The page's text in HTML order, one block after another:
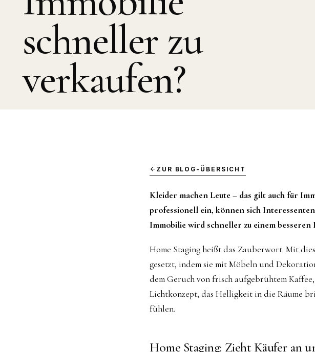
schneller zu
verkaufen?
ZUR BLOG-ÜBERSICHT
Kleider machen Leute – das gilt auch für
professionell ein, können sich
Immobilie wird schneller zu einem besseren
Home Staging heißt das Zauberwort. Mit
gesetzt, indem sie mit Möbeln und
dem Geruch von frisch aufgebrühtem
Lichtkonzept, das Helligkeit in die Räume
fühlen.
Home Staging: Zieht Käufer an